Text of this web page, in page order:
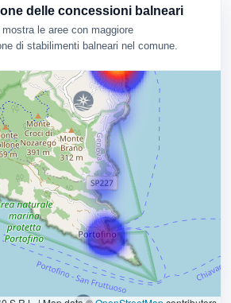
delle concessioni balneari
mostra le aree con maggiore
di stabilimenti balneari nel comune.